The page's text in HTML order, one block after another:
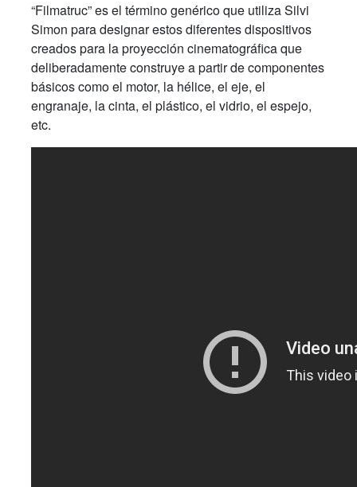
“Filmatruc” es el término genérico que utiliza Silvi
Simon para designar estos diferentes dispositivos
creados para la proyección cinematográfica que
deliberadamente construye a partir de componentes
básicos como el motor, la hélice, el eje, el
engranaje, la cinta, el plástico, el vidrio, el espejo,
etc.